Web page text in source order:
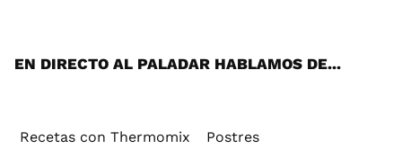
EN DIRECTO AL PALADAR HABLAMOS DE...
Recetas con Thermomix Postres